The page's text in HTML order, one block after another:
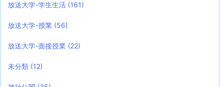
放送大学-学生生活 (161)
放送大学-授業 (56)
放送大学-面接授業 (22)
未分類 (12)